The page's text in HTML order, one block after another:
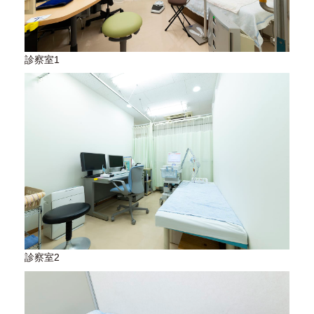
診察室1
診察室2